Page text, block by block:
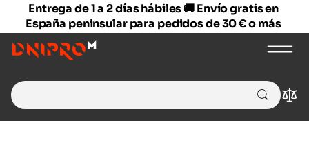
Entrega de 1 a 2 días hábiles 🚚 Envío gratis en
España peninsular para pedidos de 30 € o más
Search
for: